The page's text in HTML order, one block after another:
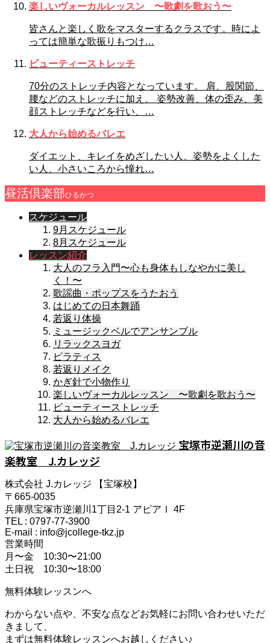
楽しいヴォーカルレッスン 〜歌劇を歌おう〜
皆さんと楽しく歌をマスターするクラスです。時によ
っては簡単な歌振りもつけ…
ビューティーストレッチ
70分のストレッチ内容となっています。 肩、股関節、
腰などのストレッチに加え、 姿勢改善、体の歪み、美
顔ストレッチなどを行い、…
大人から始めるバレエ
ダイエット、キレイをめざしたい人、姿勢をよくした
い人、小さいころから憧れ…
昼活倶楽部ひるかつ
スケジュール
9月スケジュール
8月スケジュール
レッスン紹介
大人のフラ入門〜心も身体もしなやかに美し
く！〜
歌謡曲・ポップスをうたおう
はじめての日本舞踊
若返り体操
ミュージックベルでアンサンブル
リラックスヨガ
ピラティス
若返りメイク
かぎ針で小物作り
楽しいヴォーカルレッスン 〜歌劇を歌おう〜
ビューティーストレッチ
大人から始めるバレエ
宝塚市逆瀬川の音
楽教室 J.カレッジ
株式会社 J.カレッジ 【宝塚校】
〒665-0035
兵庫県宝塚市逆瀬川1丁目2-1 アピアⅠ 4F
TEL : 0797-77-3900
E-mail : info@jcollege-tkz.jp
営業時間
月〜金 10:30〜21:00
土日祝 10:30〜18:00
無料体験レッスンへ
わからない点や、不安な点などお気軽にお問い合わせいただ
きまして、
まずは無料体験レッスンへお越しください♪